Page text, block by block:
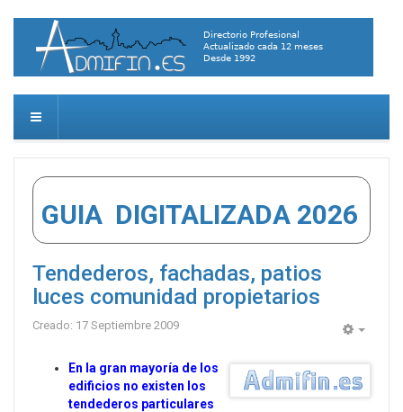
GUIA DIGITALIZADA 2026
Tendederos, fachadas, patios
luces comunidad propietarios
Creado: 17 Septiembre 2009
En la gran mayoría de los
edificios no existen los
tendederos particulares